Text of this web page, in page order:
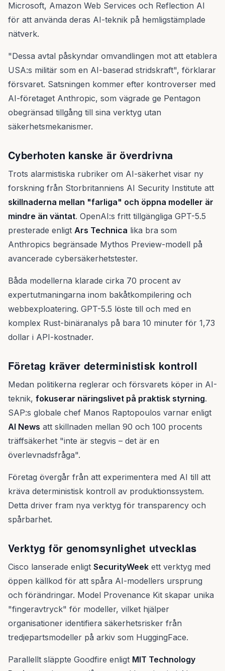
Microsoft, Amazon Web Services och Reflection AI
för att använda deras AI-teknik på hemligstämplade
nätverk.
"Dessa avtal påskyndar omvandlingen mot att etablera
USA:s militär som en AI-baserad stridskraft", förklarar
försvaret. Satsningen kommer efter kontroverser med
AI-företaget Anthropic, som vägrade ge Pentagon
obegränsad tillgång till sina verktyg utan
säkerhetsmekanismer.
Cyberhoten kanske är överdrivna
Trots alarmistiska rubriker om AI-säkerhet visar ny
forskning från Storbritanniens AI Security Institute att
skillnaderna mellan "farliga" och öppna modeller är
mindre än väntat. OpenAI:s fritt tillgängliga GPT-5.5
presterade enligt Ars Technica lika bra som
Anthropics begränsade Mythos Preview-modell på
avancerade cybersäkerhetstester.
Båda modellerna klarade cirka 70 procent av
expertutmaningarna inom bakåtkompilering och
webbexploatering. GPT-5.5 löste till och med en
komplex Rust-binäranalys på bara 10 minuter för 1,73
dollar i API-kostnader.
Företag kräver deterministisk kontroll
Medan politikerna reglerar och försvarets köper in AI-
teknik, fokuserar näringslivet på praktisk styrning.
SAP:s globale chef Manos Raptopoulos varnar enligt
AI News att skillnaden mellan 90 och 100 procents
träffsäkerhet "inte är stegvis – det är en
överlevnadsfråga".
Företag övergår från att experimentera med AI till att
kräva deterministisk kontroll av produktionssystem.
Detta driver fram nya verktyg för transparency och
spårbarhet.
Verktyg för genomsynlighet utvecklas
Cisco lanserade enligt SecurityWeek ett verktyg med
öppen källkod för att spåra AI-modellers ursprung
och förändringar. Model Provenance Kit skapar unika
"fingeravtryck" för modeller, vilket hjälper
organisationer identifiera säkerhetsrisker från
tredjepartsmodeller på arkiv som HuggingFace.
Parallellt släppte Goodfire enligt MIT Technology